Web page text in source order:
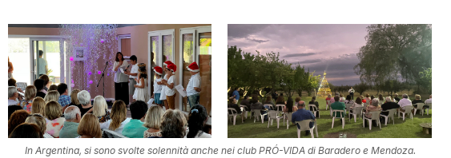
In Argentina, si sono svolte solennità anche nei club PRÓ-VIDA di Baradero e Mendoza.